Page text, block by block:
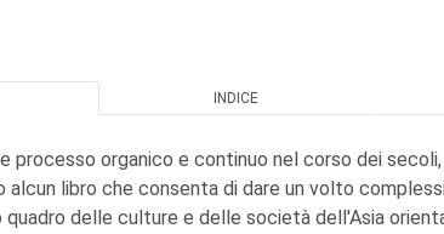
INDICE
processo organico e continuo nel corso dei
alcun libro che consenta di dare un volto
delle culture e delle società dell'Asia